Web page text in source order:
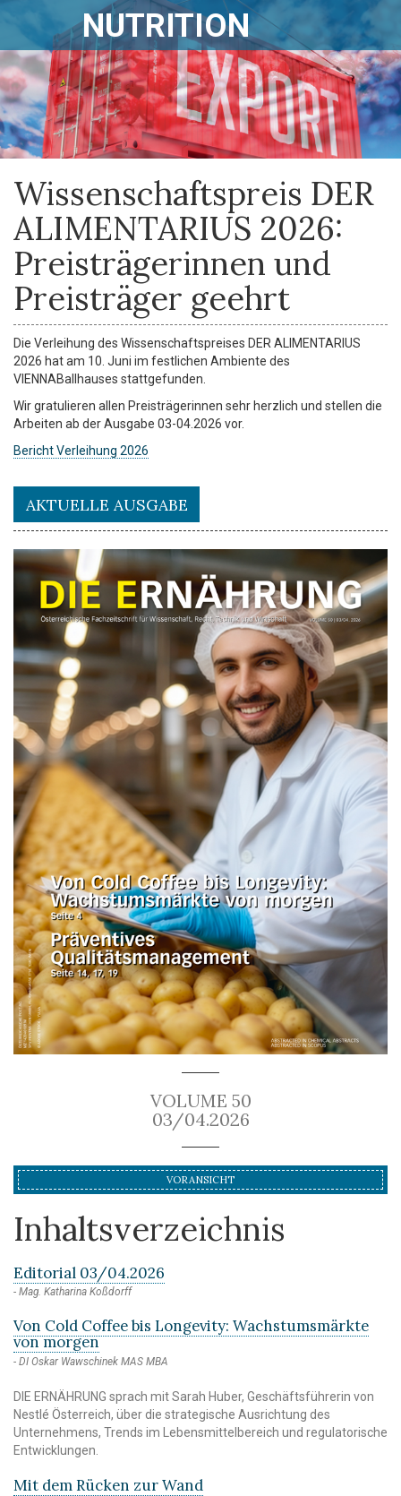
NUTRITION
Wissenschaftspreis DER
ALIMENTARIUS 2026:
Preisträgerinnen und
Preisträger geehrt
Die Verleihung des Wissenschaftspreises DER ALIMENTARIUS
2026 hat am 10. Juni im festlichen Ambiente des
VIENNABallhauses stattgefunden.
Wir gratulieren allen Preisträgerinnen sehr herzlich und stellen die
Arbeiten ab der Ausgabe 03-04.2026 vor.
Bericht Verleihung 2026
AKTUELLE AUSGABE
VOLUME 50
03/04.2026
VORANSICHT
Inhaltsverzeichnis
Editorial 03/04.2026
Mag. Katharina Koßdorff
Von Cold Coffee bis Longevity: Wachstumsmärkte
von morgen
DI Oskar Wawschinek MAS MBA
DIE ERNÄHRUNG sprach mit Sarah Huber, Geschäftsführerin von
Nestlé Österreich, über die strategische Ausrichtung des
Unternehmens, Trends im Lebensmittelbereich und regulatorische
Entwicklungen.
Mit dem Rücken zur Wand